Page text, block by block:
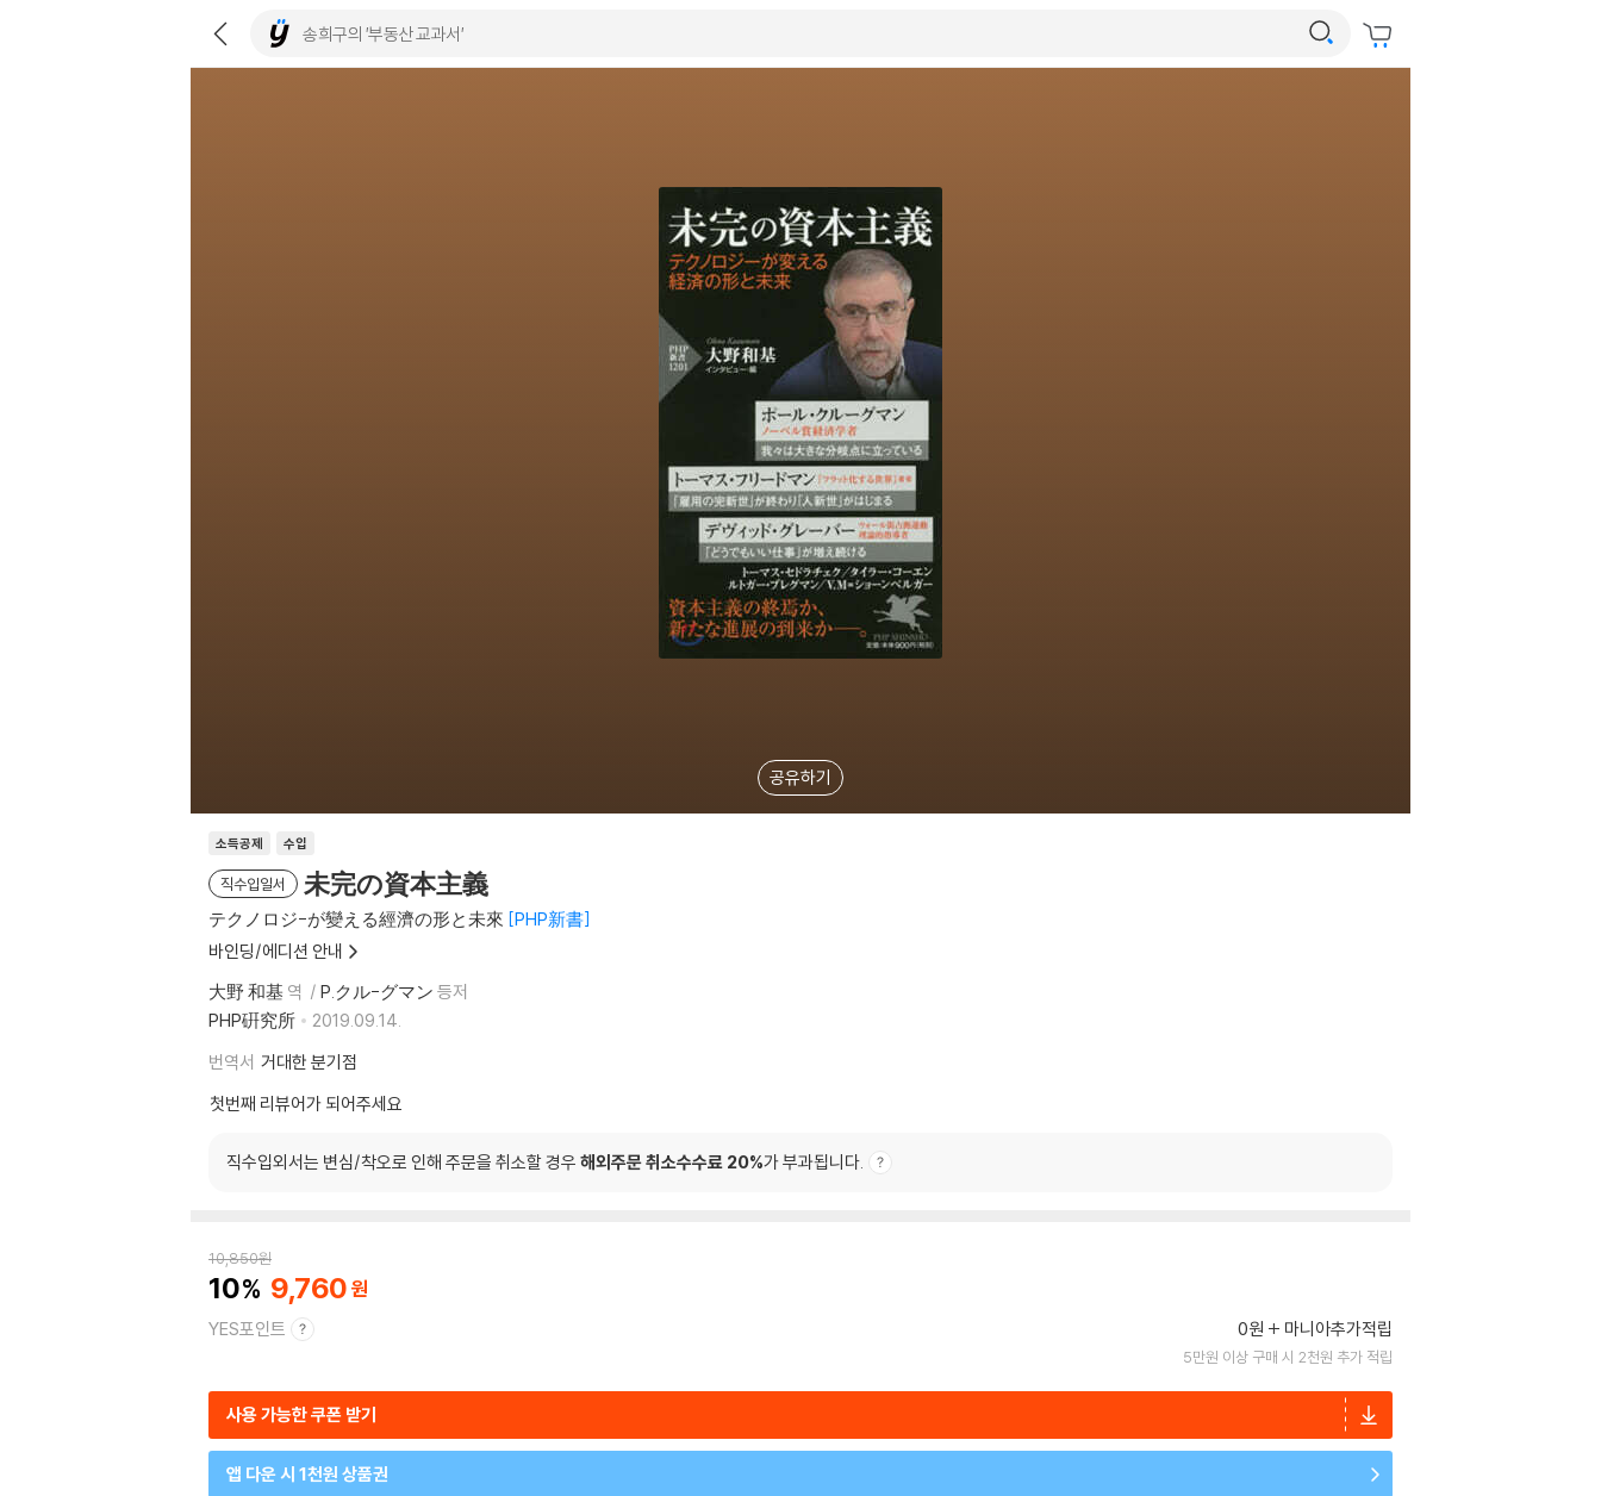
공유하기
소득공제 수입
직수입일서 未完の資本主義
テクノロジ-が變える經濟の形と未來 PHP新書
바인딩/에디션 안내
大野 和基 역 P.クル-グマン 등저
PHP硏究所
2019.09.14.
번역서 거대한 분기점
첫번째 리뷰어가 되어주세요
직수입외서는 변심/착오로 인해 주문을 취소할 경우 해외주문 취소수수료 20%가 부과됩니다.
10,850원
10 9,760
YES포인트 0원 마니아추가적립
5만원 이상 구매 시 2천원 추가 적립
사용 가능한 쿠폰 받기
앱 다운 시 1천원 상품권